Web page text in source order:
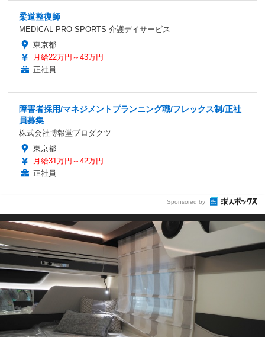
柔道整復師
MEDICAL PRO SPORTS 介護デイサービス
東京都
月給22万円～43万円
正社員
障害者採用/マネジメントプランニング職/フレックス制/正社
員募集
株式会社博報堂プロダクツ
東京都
月給31万円～42万円
正社員
Sponsored by